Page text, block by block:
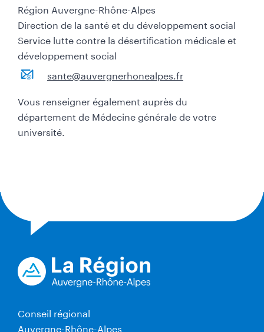
Région Auvergne-Rhône-Alpes
Direction de la santé et du développement social
Service lutte contre la désertification médicale et
développement social
sante@auvergnerhonealpes.fr
Vous renseigner également auprès du
département de Médecine générale de votre
université.
Conseil régional
Auvergne-Rhône-Alpes